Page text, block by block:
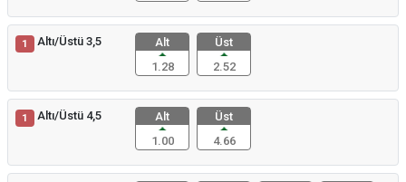
1 Altı/Üstü 3,5
Alt
1.28
Üst
2.52
1 Altı/Üstü 4,5
Alt
1.00
Üst
4.66